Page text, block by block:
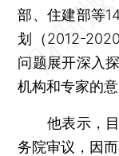
部、住建部等
划（2012-
问题展开深入
机构和专家的意
他表示，目
务院审议，因